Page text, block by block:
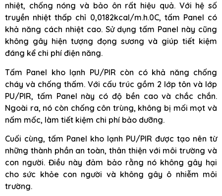
nhiệt, chống nóng và bảo ôn rất hiệu quả. Với hệ số
truyền nhiệt thấp chỉ 0,0182kcal/m.h.0C, tấm Panel có
khả năng cách nhiệt cao. Sử dụng tấm Panel này cũng
không gây hiện tượng đọng sương và giúp tiết kiệm
đáng kể chi phí điện năng.
Tấm Panel kho lạnh PU/PIR còn có khả năng chống
cháy và chống thấm. Với cấu trúc gồm 2 lớp tôn và lớp
PU/PIR, tấm Panel này có độ bền cao và chắc chắn.
Ngoài ra, nó còn chống côn trùng, không bị mối mọt và
nấm mốc, làm tiết kiệm chi phí bảo dưỡng.
Cuối cùng, tấm Panel kho lạnh PU/PIR được tạo nên từ
những thành phần an toàn, thân thiện với môi trường và
con người. Điều này đảm bảo rằng nó không gây hại
cho sức khỏe con người và không gây ô nhiễm môi
trường.